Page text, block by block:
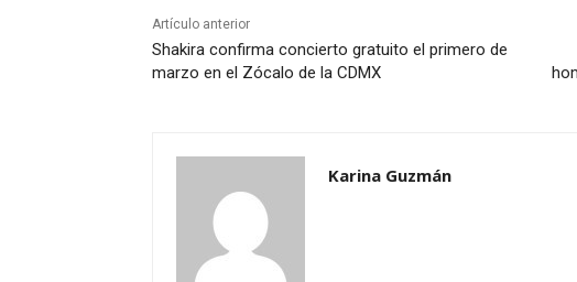
Artículo anterior
Shakira confirma concierto gratuito el primero de
marzo en el Zócalo de la CDMX
Karina Guzmán